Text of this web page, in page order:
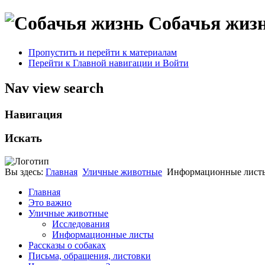
Собачья
Пропустить и перейти к материалам
Перейти к Главной навигации и Войти
Nav view search
Навигация
Искать
Вы здесь: Главная Уличные животные Информационные
Главная
Это важно
Уличные животные
Исследования
Информационные листы
Рассказы о собаках
Письма, обращения, листовки